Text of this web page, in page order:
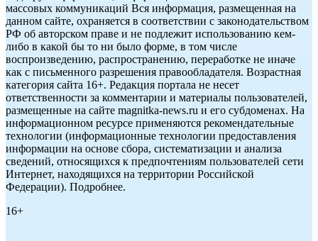
массовых коммуникаций Вся информация, размещенная на
данном сайте, охраняется в соответствии с законодательством
РФ об авторском праве и не подлежит использованию кем-
либо в какой бы то ни было форме, в том числе
воспроизведению, распространению, переработке не иначе
как с письменного разрешения правообладателя. Возрастная
категория сайта 16+. Редакция портала не несет
ответственности за комментарии и материалы пользователей,
размещенные на сайте magnitka-news.ru и его субдоменах. На
информационном ресурсе применяются рекомендательные
технологии (информационные технологии предоставления
информации на основе сбора, систематизации и анализа
сведений, относящихся к предпочтениям пользователей сети
Интернет, находящихся на территории Российской
Федерации). Подробнее.
16+